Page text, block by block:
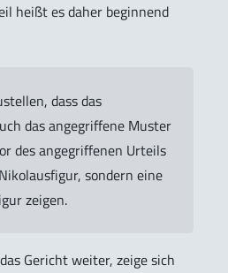
heißt es daher beginnend
dass das
das angegriffene Muster
des angegriffenen Urteils
sondern eine
zeigen.
Gericht weiter, zeige sich